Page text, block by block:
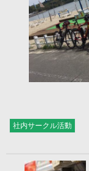
社内サークル活動